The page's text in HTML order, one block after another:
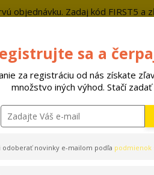
objednávku. Zadaj kód FIRST5 a
Pelechy
červená
sa a
za registráciu od nás získate
množstvo iných výhod. Stačí zadať
odoberať novinky e-mailom podľa podmienok